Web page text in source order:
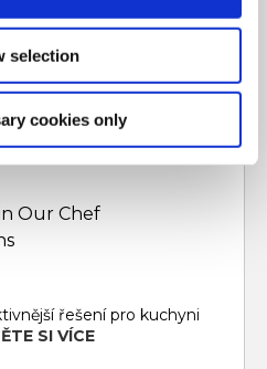
selection
cookies only
se na ně budou doslova
těšit.
řešení pro kuchyni
SI VÍCE